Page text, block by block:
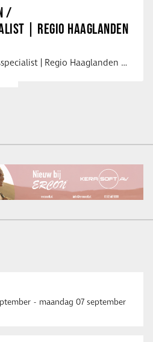
/
| REGIO HAAGLANDEN
Opticien / Contactlensspecialist | Regio Haaglanden & Rotterdam Saludos uit …
- maandag 07 september